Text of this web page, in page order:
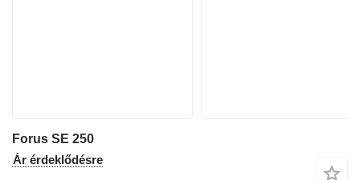
Forus SE 250
Ár érdeklődésre